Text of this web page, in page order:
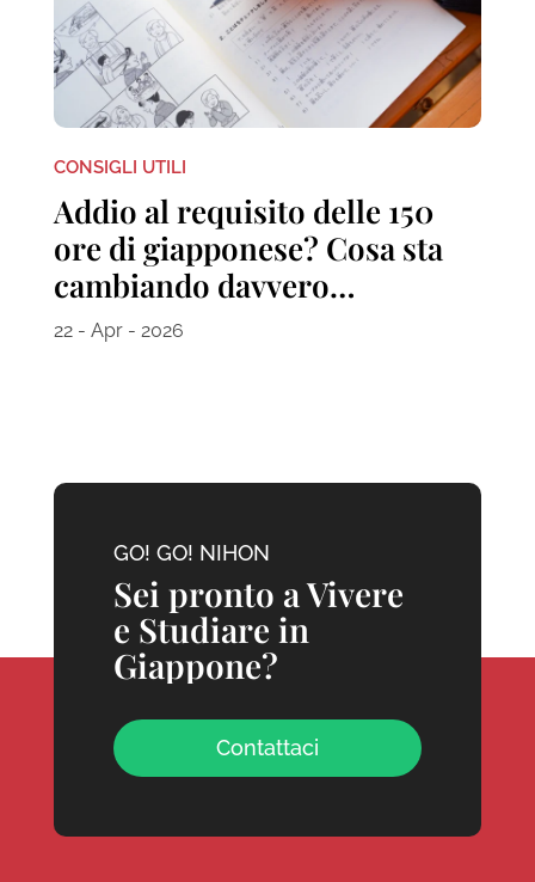
CONSIGLI UTILI
Addio al requisito delle 150
ore di giapponese? Cosa sta
cambiando davvero…
22 - Apr - 2026
GO! GO! NIHON
Sei pronto a Vivere
e Studiare in
Giappone?
Contattaci